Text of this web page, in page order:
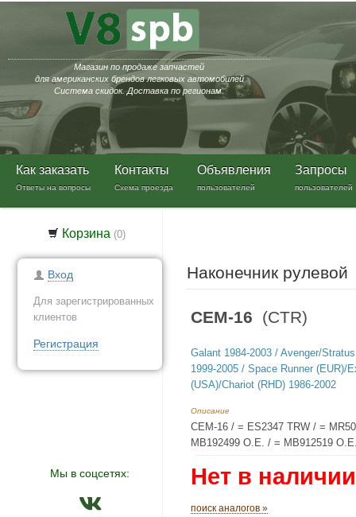
Магазин по продаже запчастей
для американских брендов легковых автомобилей
Система скидок. Доставка по регионам.
Как заказать
Ответы на вопросы
Контакты
Схема проезда
Объявления
пользователей
Запросы
пользователей
Корзина (0)
Вход
Для зарегистрированных
клиентов
Регистрация
Мы в соцсетях:
Наконечник
CEM-16 (CTR)
Galant 1984-2003 / Avenger/
1999-2005 / Space Runner (EUR)/
(USA)/Chariot (RHD) 1986-2002
Описание
CEM-16 / = ES2347 TRW / =
MB192499 O.E. / = MB912519
Нет в наличии
поиск аналогов »